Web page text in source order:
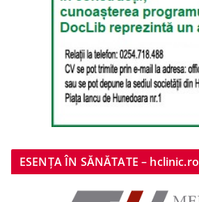
ESENȚA ÎN SĂNĂTATE – hclinic.ro